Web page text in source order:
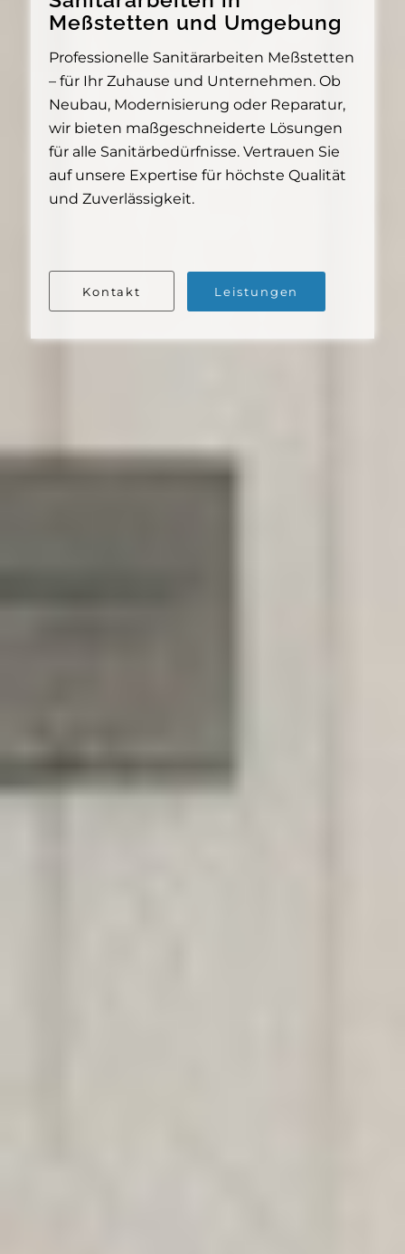
Meßstetten und Umgebung
Professionelle Sanitärarbeiten Meßstetten
– für Ihr Zuhause und Unternehmen. Ob
Neubau, Modernisierung oder Reparatur,
wir bieten maßgeschneiderte Lösungen
für alle Sanitärbedürfnisse. Vertrauen Sie
auf unsere Expertise für höchste Qualität
und Zuverlässigkeit.
Kontakt Leistungen